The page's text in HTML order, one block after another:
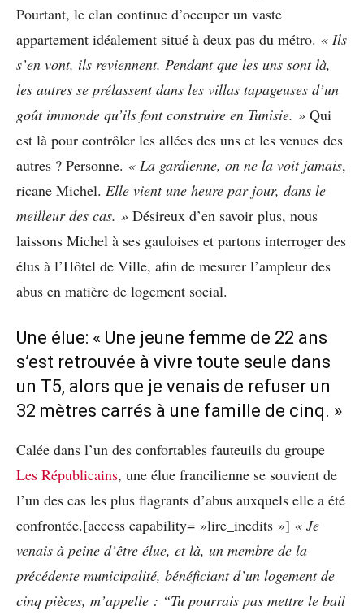
Pourtant, le clan continue d’occuper un vaste
appartement idéalement situé à deux pas du métro. « Ils
s’en vont, ils reviennent. Pendant que les uns sont là,
les autres se prélassent dans les villas tapageuses d’un
goût immonde qu’ils font construire en Tunisie. » Qui
est là pour contrôler les allées des uns et les venues des
autres ? Personne. « La gardienne, on ne la voit jamais,
ricane Michel. Elle vient une heure par jour, dans le
meilleur des cas. » Désireux d’en savoir plus, nous
laissons Michel à ses gauloises et partons interroger des
élus à l’Hôtel de Ville, afin de mesurer l’ampleur des
abus en matière de logement social.
Une élue: « Une jeune femme de 22 ans
s’est retrouvée à vivre toute seule dans
un T5, alors que je venais de refuser un
32 mètres carrés à une famille de cinq. »
Calée dans l’un des confortables fauteuils du groupe
Les Républicains, une élue francilienne se souvient de
l’un des cas les plus flagrants d’abus auxquels elle a été
confrontée.[access capability= »lire_inedits »] « Je
venais à peine d’être élue, et là, un membre de la
précédente municipalité, bénéficiant d’un logement de
cinq pièces, m’appelle : “Tu pourrais pas mettre le bail